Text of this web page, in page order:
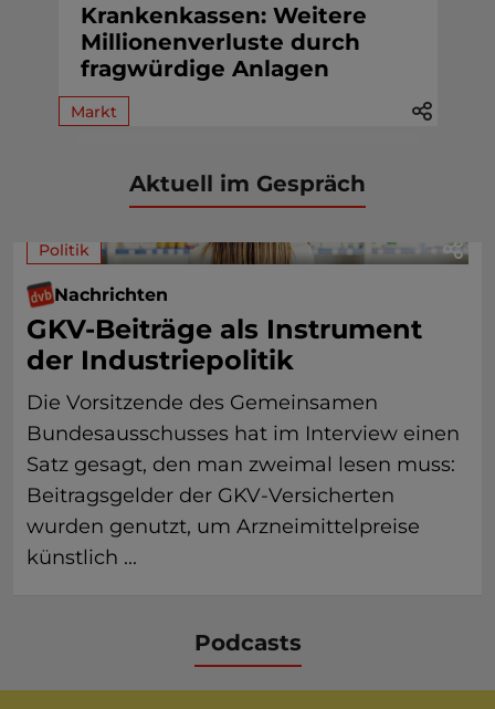
Krankenkassen: Weitere
Millionenverluste durch
fragwürdige Anlagen
Markt
Aktuell im Gespräch
Politik
Nachrichten
GKV-Beiträge als Instrument
der Industriepolitik
Die Vorsitzende des Gemeinsamen
Bundesausschusses hat im Interview einen
Satz gesagt, den man zweimal lesen muss:
Beitragsgelder der GKV-Versicherten
wurden genutzt, um Arzneimittelpreise
künstlich ...
Podcasts